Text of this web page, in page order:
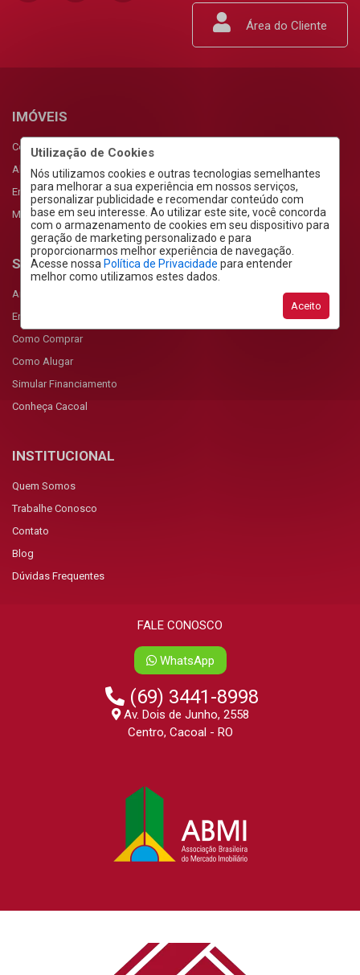
Utilização de Cookies
Nós utilizamos cookies e outras tecnologias semelhantes
para melhorar a sua experiência em nossos serviços,
personalizar publicidade e recomendar conteúdo com
base em seu interesse. Ao utilizar este site, você concorda
com o armazenamento de cookies em seu dispositivo para
geração de marketing personalizado e para
proporcionarmos melhor experiência de navegação.
Acesse nossa Política de Privacidade para entender
melhor como utilizamos estes dados.
Aceito
Área do Cliente
IMÓVEIS
Comprar
Alugar
Empreendimentos
Meus Favoritos
SERVIÇOS
Anunciar Imóvel
Encomendar Imóvel
Como Comprar
Como Alugar
Simular Financiamento
Conheça Cacoal
INSTITUCIONAL
Quem Somos
Trabalhe Conosco
Contato
Blog
Dúvidas Frequentes
FALE CONOSCO
WhatsApp
(69) 3441-8998
Av. Dois de Junho, 2558
Centro, Cacoal - RO